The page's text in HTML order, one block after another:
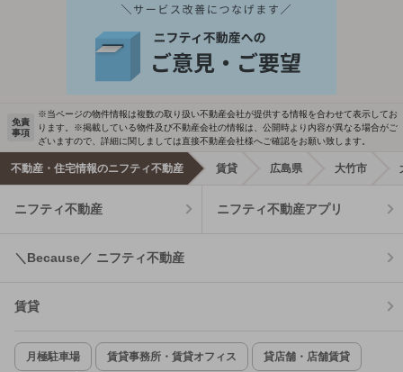
免責
事項
※当ページの物件情報は複数の取り扱い不動産会社が提供する情報を合わせて表示してお
ります。※掲載している物件及び不動産会社の情報は、公開時より内容が異なる場合がご
ざいますので、詳細に関しましては直接不動産会社様へご確認をお願い致します。
不動産・住宅情報のニフティ不動産 賃貸 広島県 大竹市
ニフティ不動産 ニフティ不動産アプリ
＼Because／ ニフティ不動産
賃貸
月極駐車場 賃貸事務所・賃貸オフィス 貸店舗・店舗賃貸